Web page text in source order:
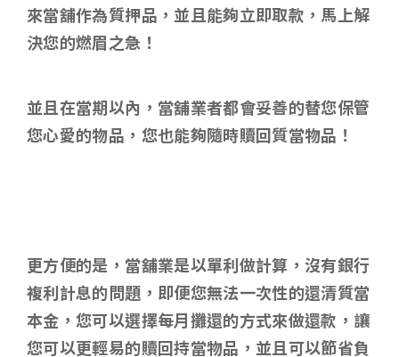
來當舖作為質押品，並且能夠立即取款，馬上解
決您的燃眉之急！
並且在當期以內，當舖業者都會妥善的替您保管
您心愛的物品，您也能夠隨時贖回質當物品！
更方便的是，當舖業是以單利做計算，沒有銀行
複利計息的問題，即便您無法一次性的還清質當
本金，您可以選擇每月攤還的方式來做還款，讓
您可以更輕易的贖回持當物品，並且可以節省負